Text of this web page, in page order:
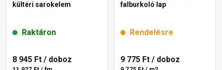
kültéri sarokelem
Raktáron
8 945 Ft / doboz
falburkoló lap
Rendelésre
9 775 Ft / doboz